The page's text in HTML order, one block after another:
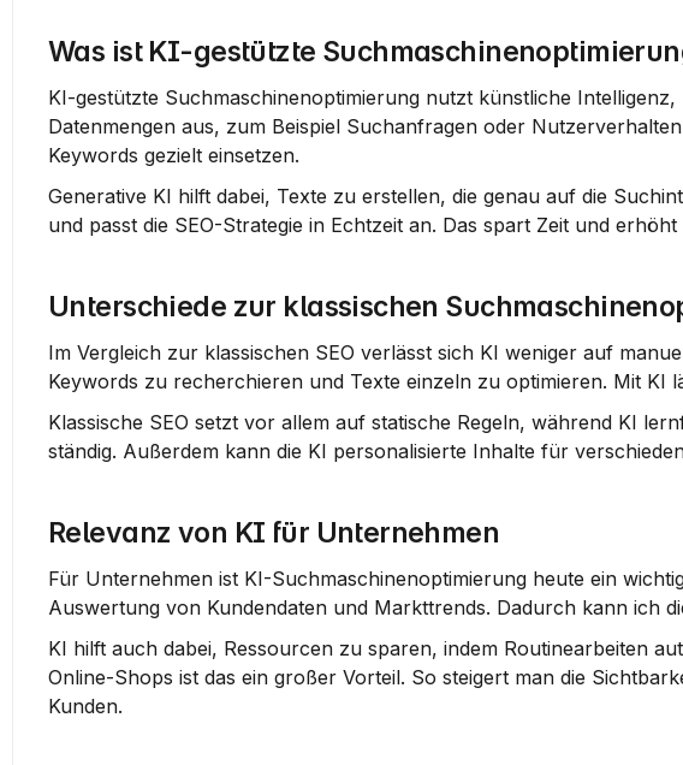
Was ist KI-gestützte
KI-gestützte Suchmaschinenoptimierung nutzt künstliche
Datenmengen aus, zum Beispiel Suchanfragen oder
Keywords gezielt einsetzen.
Generative KI hilft dabei, Texte zu erstellen, die genau auf die
und passt die SEO-Strategie in Echtzeit an. Das spart Zeit und
Unterschiede zur klassischen
Im Vergleich zur klassischen SEO verlässt sich KI weniger auf
Keywords zu recherchieren und Texte einzeln zu optimieren. Mit KI
Klassische SEO setzt vor allem auf statische Regeln, während KI
ständig. Außerdem kann die KI personalisierte Inhalte für
Relevanz von KI für Unternehmen
Für Unternehmen ist KI-Suchmaschinenoptimierung heute ein
Auswertung von Kundendaten und Markttrends. Dadurch kann ich
KI hilft auch dabei, Ressourcen zu sparen, indem Routinearbeiten
Online-Shops ist das ein großer Vorteil. So steigert man die
Kunden.